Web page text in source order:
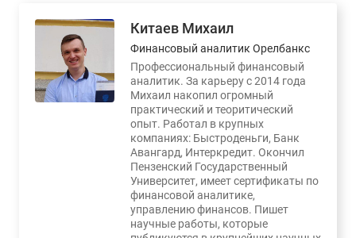
Китаев Михаил
Финансовый аналитик Орелбанкс
Профессиональный финансовый
аналитик. За карьеру с 2014 года
Михаил накопил огромный
практический и теоритический
опыт. Работал в крупных
компаниях: Быстроденьги, Банк
Авангард, Интеркредит. Окончил
Пензенский Государственный
Университет, имеет сертификаты по
финансовой аналитике,
управлению финансов. Пишет
научные работы, которые